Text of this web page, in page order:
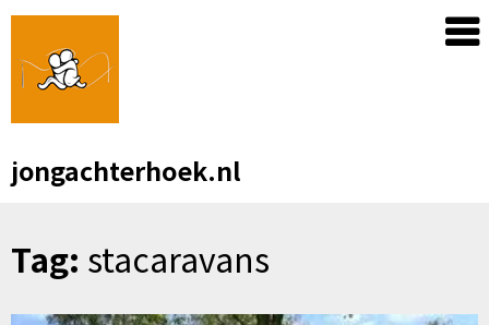
Skip
content
jongachterhoek.nl
Tag: stacaravans